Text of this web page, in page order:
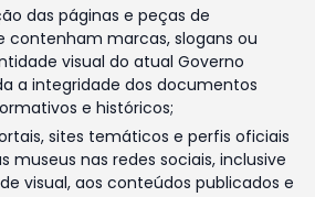
das páginas e peças de
contenham marcas, slogans ou
visual do atual Governo
a integridade dos documentos
e históricos;
sites temáticos e perfis oficiais
museus nas redes sociais, inclusive
visual, aos conteúdos publicados e